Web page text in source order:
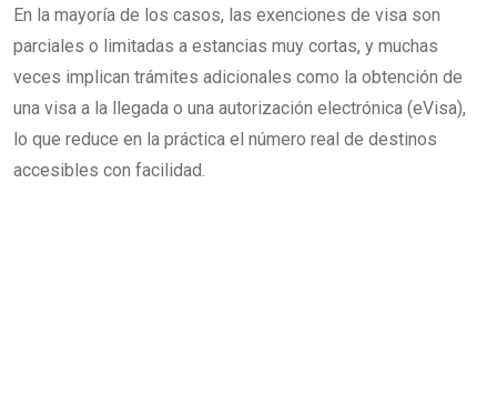
En la mayoría de los casos, las exenciones de visa son
parciales o limitadas a estancias muy cortas, y muchas
veces implican trámites adicionales como la obtención de
una visa a la llegada o una autorización electrónica (eVisa),
lo que reduce en la práctica el número real de destinos
accesibles con facilidad.